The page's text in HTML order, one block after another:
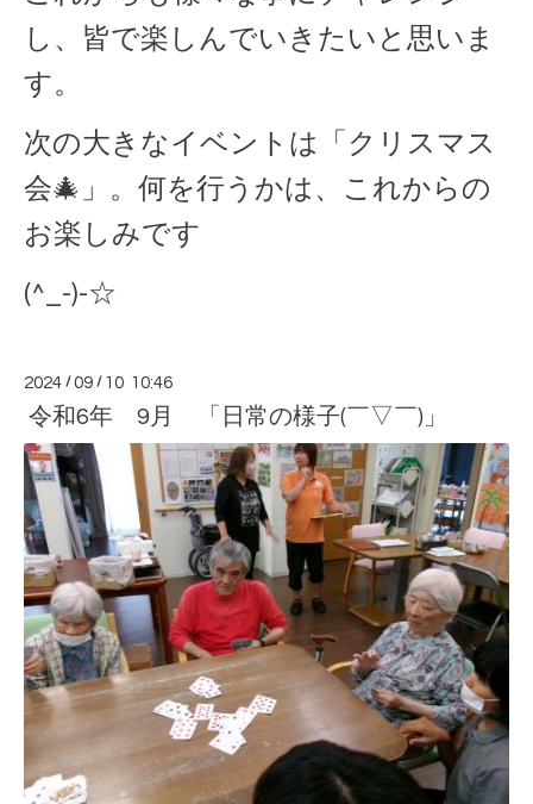
し、皆で楽しんでいきたいと思いま
す。
次の大きなイベントは「クリスマス
会🎄」。何を行うかは、これからの
お楽しみです
(^_-)-☆
2024 /09 / 10 10:46
令和6年 9月 「日常の様子(￣▽￣)」